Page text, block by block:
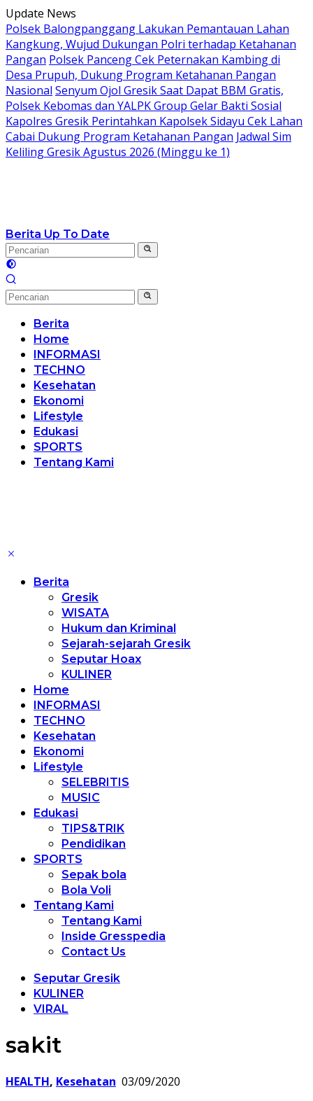
Langsung
ke
konten
Update News
Polsek Balongpanggang Lakukan Pemantauan Lahan
Kangkung, Wujud Dukungan Polri terhadap Ketahanan
Pangan Polsek Panceng Cek Peternakan Kambing di
Desa Prupuh, Dukung Program Ketahanan Pangan
Nasional Senyum Ojol Gresik Saat Dapat BBM Gratis,
Polsek Kebomas dan YALPK Group Gelar Bakti Sosial
Kapolres Gresik Perintahkan Kapolsek Sidayu Cek Lahan
Cabai Dukung Program Ketahanan Pangan Jadwal Sim
Keliling Gresik Agustus 2026 (Minggu ke 1)
Berita Up To Date
Berita
Home
INFORMASI
TECHNO
Kesehatan
Ekonomi
Lifestyle
Edukasi
SPORTS
Tentang Kami
Berita
Gresik
WISATA
Hukum dan Kriminal
Sejarah-sejarah Gresik
Seputar Hoax
KULINER
Home
INFORMASI
TECHNO
Kesehatan
Ekonomi
Lifestyle
SELEBRITIS
MUSIC
Edukasi
TIPS&TRIK
Pendidikan
SPORTS
Sepak bola
Bola Voli
Tentang Kami
Tentang Kami
Inside Gresspedia
Contact Us
Seputar Gresik
KULINER
VIRAL
sakit
HEALTH, Kesehatan 03/09/2020